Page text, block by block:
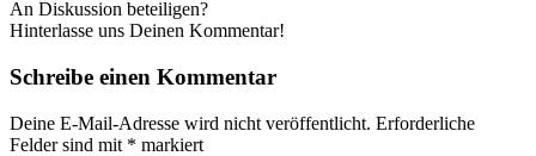
An Diskussion beteiligen?
Hinterlasse uns Deinen Kommentar!
Schreibe einen Kommentar
Deine E-Mail-Adresse wird nicht veröffentlicht. Erforderliche
Felder sind mit * markiert